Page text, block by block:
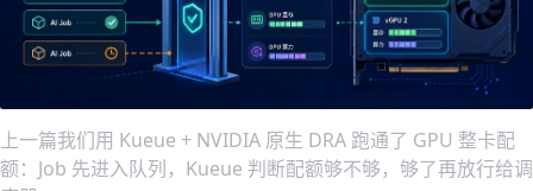
上一篇我们用 Kueue + NVIDIA 原生 DRA 跑通了 GPU 整卡配
额：Job 先进入队列，Kueue 判断配额够不够，够了再放行给调